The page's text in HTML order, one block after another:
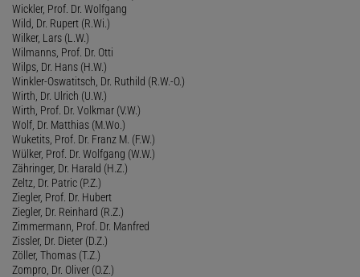
Wickler, Prof. Dr. Wolfgang
Wild, Dr. Rupert (R.Wi.)
Wilker, Lars (L.W.)
Wilmanns, Prof. Dr. Otti
Wilps, Dr. Hans (H.W.)
Winkler-Oswatitsch, Dr. Ruthild (R.W.-O.)
Wirth, Dr. Ulrich (U.W.)
Wirth, Prof. Dr. Volkmar (V.W.)
Wolf, Dr. Matthias (M.Wo.)
Wuketits, Prof. Dr. Franz M. (F.W.)
Wülker, Prof. Dr. Wolfgang (W.W.)
Zähringer, Dr. Harald (H.Z.)
Zeltz, Dr. Patric (P.Z.)
Ziegler, Prof. Dr. Hubert
Ziegler, Dr. Reinhard (R.Z.)
Zimmermann, Prof. Dr. Manfred
Zissler, Dr. Dieter (D.Z.)
Zöller, Thomas (T.Z.)
Zompro, Dr. Oliver (O.Z.)